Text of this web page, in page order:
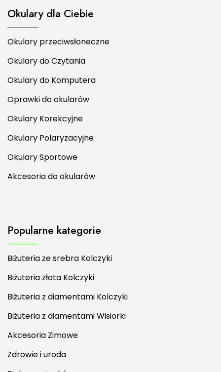
Okulary dla Ciebie
Okulary przeciwsłoneczne
Okulary do Czytania
Okulary do Komputera
Oprawki do okularów
Okulary Korekcyjne
Okulary Polaryzacyjne
Okulary Sportowe
Akcesoria do okularów
Popularne kategorie
Biżuteria ze srebra Kolczyki
Biżuteria złota Kolczyki
Biżuteria z diamentami Kolczyki
Biżuteria z diamentami Wisiorki
Akcesoria Zimowe
Zdrowie i uroda